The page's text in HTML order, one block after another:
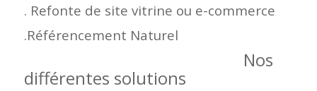
. Refonte de site vitrine ou e-commerce
.Référencement Naturel
Nos
différentes solutions